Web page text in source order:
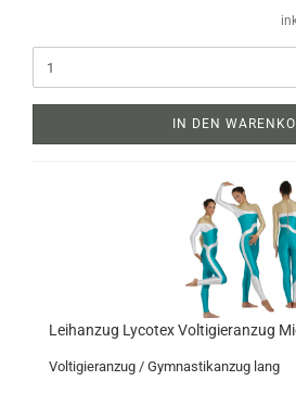
IN DEN
Leihanzug Lycotex Voltigieranzug
Voltigieranzug / Gymnastikanzug lang